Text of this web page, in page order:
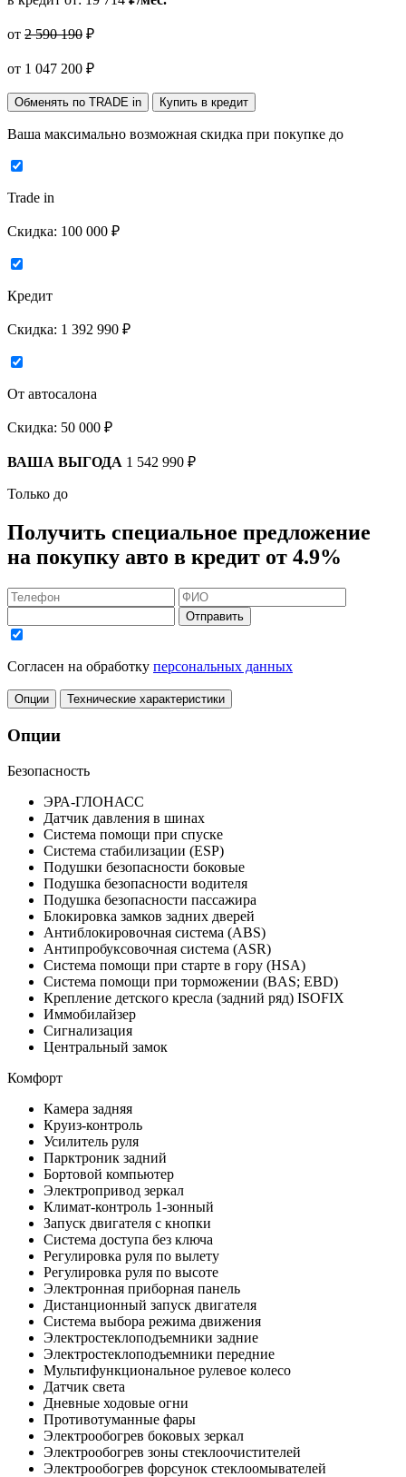
от 2 590 190 ₽
от 1 047 200 ₽
Обменять по TRADE in Купить в кредит
Ваша максимально возможная скидка при покупке до
Trade in
Скидка: 100 000 ₽
Кредит
Скидка: 1 392 990 ₽
От автосалона
Скидка: 50 000 ₽
ВАША ВЫГОДА 1 542 990 ₽
Только до
Получить специальное предложение
на покупку авто в кредит от 4.9%
Отправить
Согласен на обработку персональных данных
Опции Технические характеристики
Опции
Безопасность
ЭРА-ГЛОНАСС
Датчик давления в шинах
Система помощи при спуске
Система стабилизации (ESP)
Подушки безопасности боковые
Подушка безопасности водителя
Подушка безопасности пассажира
Блокировка замков задних дверей
Антиблокировочная система (ABS)
Антипробуксовочная система (ASR)
Система помощи при старте в гору (HSA)
Система помощи при торможении (BAS; EBD)
Крепление детского кресла (задний ряд) ISOFIX
Иммобилайзер
Сигнализация
Центральный замок
Комфорт
Камера задняя
Круиз-контроль
Усилитель руля
Парктроник задний
Бортовой компьютер
Электропривод зеркал
Климат-контроль 1-зонный
Запуск двигателя с кнопки
Система доступа без ключа
Регулировка руля по вылету
Регулировка руля по высоте
Электронная приборная панель
Дистанционный запуск двигателя
Система выбора режима движения
Электростеклоподъемники задние
Электростеклоподъемники передние
Мультифункциональное рулевое колесо
Датчик света
Дневные ходовые огни
Противотуманные фары
Электрообогрев боковых зеркал
Электрообогрев зоны стеклоочистителей
Электрообогрев форсунок стеклоомывателей